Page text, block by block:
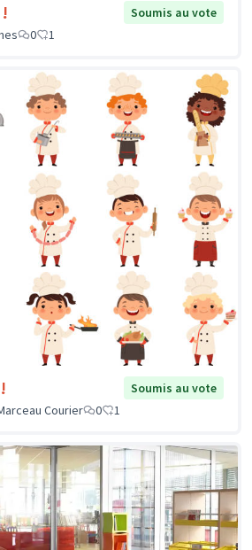
Soumis au vote
0 1
Soumis au vote
Courier
0 1